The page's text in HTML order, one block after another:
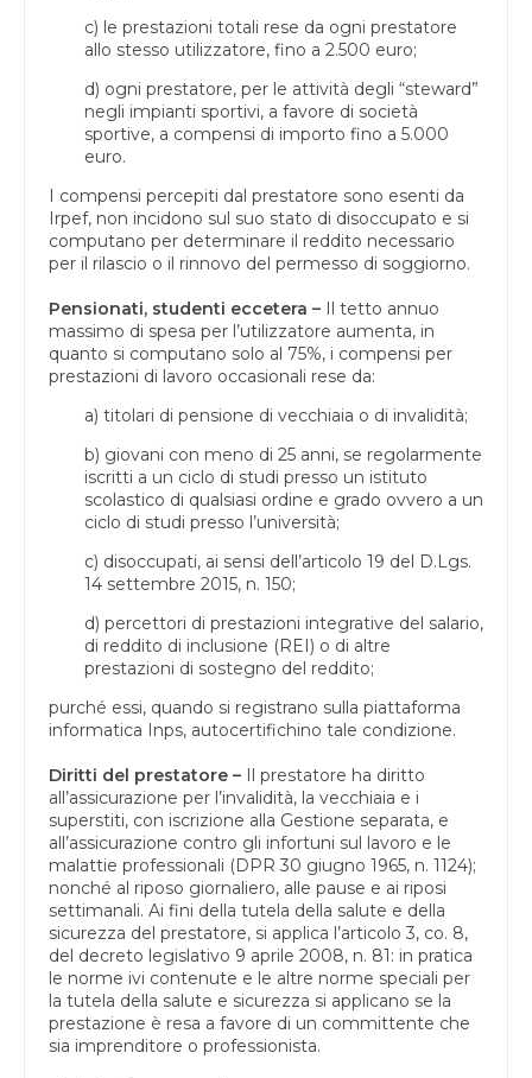
c) le prestazioni totali rese da ogni prestatore
allo stesso utilizzatore, fino a 2.500 euro;
d) ogni prestatore, per le attività degli “steward”
negli impianti sportivi, a favore di società
sportive, a compensi di importo fino a 5.000
euro.
I compensi percepiti dal prestatore sono esenti da
Irpef, non incidono sul suo stato di disoccupato e si
computano per determinare il reddito necessario
per il rilascio o il rinnovo del permesso di soggiorno.
Pensionati, studenti eccetera – Il tetto annuo
massimo di spesa per l’utilizzatore aumenta, in
quanto si computano solo al 75%, i compensi per
prestazioni di lavoro occasionali rese da:
a) titolari di pensione di vecchiaia o di invalidità;
b) giovani con meno di 25 anni, se regolarmente
iscritti a un ciclo di studi presso un istituto
scolastico di qualsiasi ordine e grado ovvero a un
ciclo di studi presso l’università;
c) disoccupati, ai sensi dell’articolo 19 del D.Lgs.
14 settembre 2015, n. 150;
d) percettori di prestazioni integrative del salario,
di reddito di inclusione (REI) o di altre
prestazioni di sostegno del reddito;
purché essi, quando si registrano sulla piattaforma
informatica Inps, autocertifichino tale condizione.
Diritti del prestatore – Il prestatore ha diritto
all’assicurazione per l’invalidità, la vecchiaia e i
superstiti, con iscrizione alla Gestione separata, e
all’assicurazione contro gli infortuni sul lavoro e le
malattie professionali (DPR 30 giugno 1965, n. 1124);
nonché al riposo giornaliero, alle pause e ai riposi
settimanali. Ai fini della tutela della salute e della
sicurezza del prestatore, si applica l’articolo 3, co. 8,
del decreto legislativo 9 aprile 2008, n. 81: in pratica
le norme ivi contenute e le altre norme speciali per
la tutela della salute e sicurezza si applicano se la
prestazione è resa a favore di un committente che
sia imprenditore o professionista.